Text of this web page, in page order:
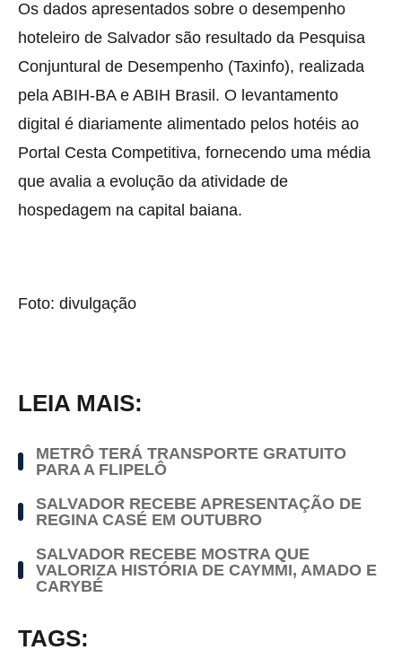
Os dados apresentados sobre o desempenho
hoteleiro de Salvador são resultado da Pesquisa
Conjuntural de Desempenho (Taxinfo), realizada
pela ABIH-BA e ABIH Brasil. O levantamento
digital é diariamente alimentado pelos hotéis ao
Portal Cesta Competitiva, fornecendo uma média
que avalia a evolução da atividade de
hospedagem na capital baiana.
Foto: divulgação
LEIA MAIS:
METRÔ TERÁ TRANSPORTE GRATUITO
PARA A FLIPELÔ
SALVADOR RECEBE APRESENTAÇÃO DE
REGINA CASÉ EM OUTUBRO
SALVADOR RECEBE MOSTRA QUE
VALORIZA HISTÓRIA DE CAYMMI, AMADO E
CARYBÉ
TAGS: